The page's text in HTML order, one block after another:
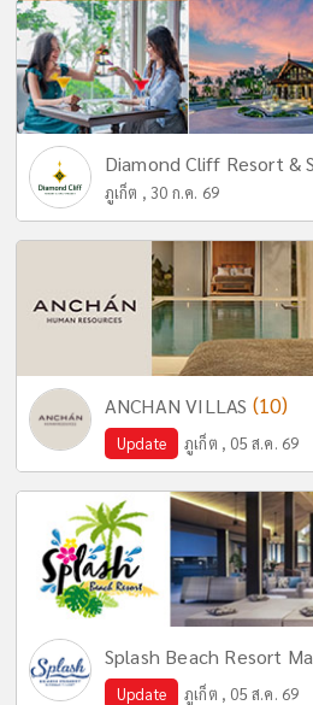
Diamond Cliff Resort &
ภูเก็ต , 30 ก.ค. 69
ANCHAN VILLAS (10)
Update ภูเก็ต , 05 ส.ค. 69
Splash Beach Resort
Update ภูเก็ต , 05 ส.ค. 69